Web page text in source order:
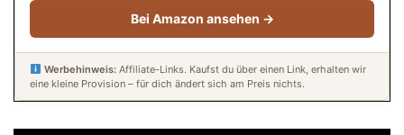
Bei Amazon ansehen →
Werbehinweis:Affiliate-Links. Kaufst du über einen Link, erhalten wir
eine kleine Provision – für dich ändert sich am Preis nichts.